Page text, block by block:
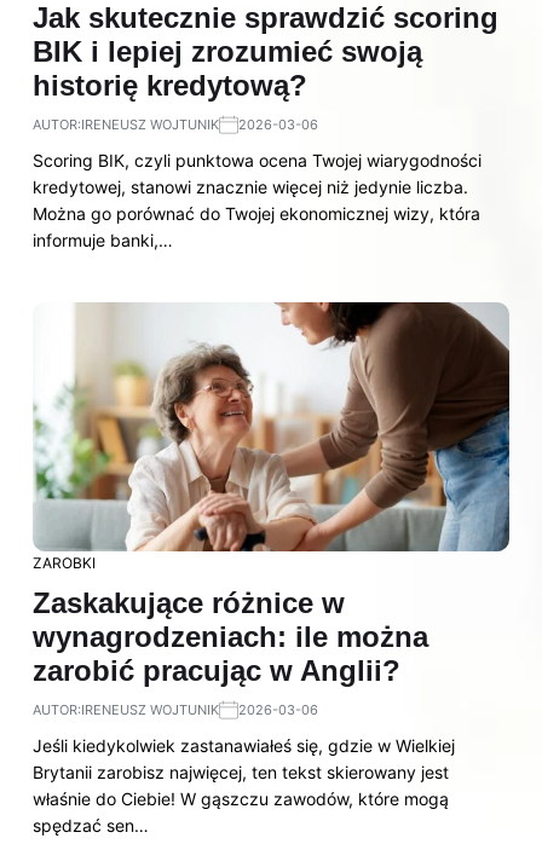
Jak skutecznie sprawdzić scoring
BIK i lepiej zrozumieć swoją
historię kredytową?
AUTOR:IRENEUSZ WOJTUNIK 2026-03-06
Scoring BIK, czyli punktowa ocena Twojej wiarygodności
kredytowej, stanowi znacznie więcej niż jedynie liczba.
Można go porównać do Twojej ekonomicznej wizy, która
informuje banki,…
ZAROBKI
Zaskakujące różnice w
wynagrodzeniach: ile można
zarobić pracując w Anglii?
AUTOR:IRENEUSZ WOJTUNIK 2026-03-06
Jeśli kiedykolwiek zastanawiałeś się, gdzie w Wielkiej
Brytanii zarobisz najwięcej, ten tekst skierowany jest
właśnie do Ciebie! W gąszczu zawodów, które mogą
spędzać sen…